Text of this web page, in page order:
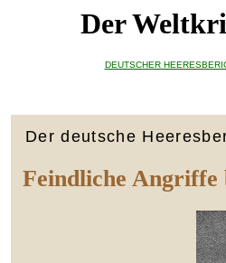
Der
DEUTSCHER
Der deutsche
Feindliche Angriffe